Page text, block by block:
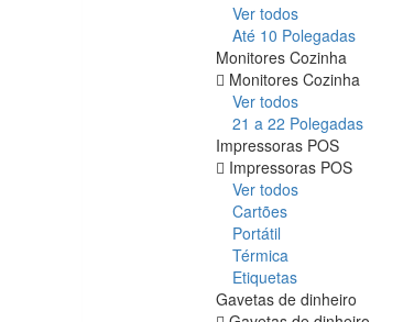
Ver todos
Até 10 Polegadas
Monitores Cozinha
Monitores Cozinha
Ver todos
21 a 22 Polegadas
Impressoras POS
Impressoras POS
Ver todos
Cartões
Portátil
Térmica
Etiquetas
Gavetas de dinheiro